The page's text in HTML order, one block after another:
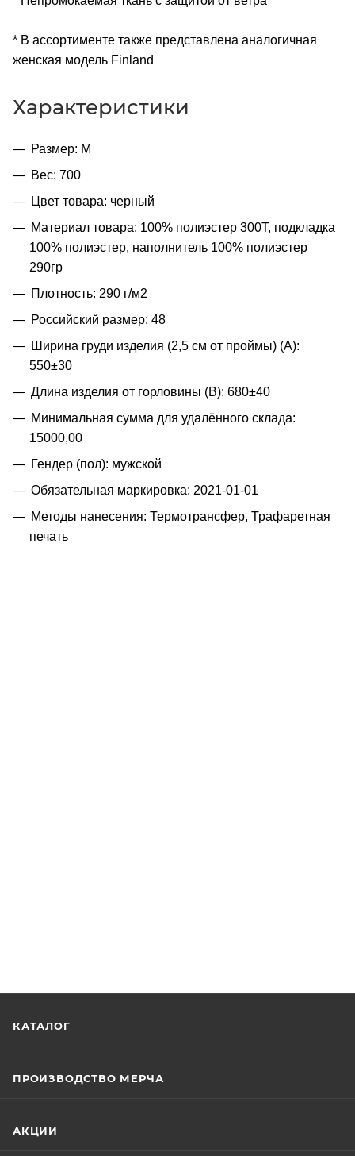
* В ассортименте также представлена аналогичная
женская модель Finland
Характеристики
Размер: M
Вес: 700
Цвет товара: черный
Материал товара: 100% полиэстер 300Т, подкладка
100% полиэстер, наполнитель 100% полиэстер
290гр
Плотность: 290 г/м2
Российский размер: 48
Ширина груди изделия (2,5 см от проймы) (A):
550±30
Длина изделия от горловины (B): 680±40
Минимальная сумма для удалённого склада:
15000,00
Гендер (пол): мужской
Обязательная маркировка: 2021-01-01
Методы нанесения: Термотрансфер, Трафаретная
печать
КАТАЛОГ
ПРОИЗВОДСТВО МЕРЧА
АКЦИИ